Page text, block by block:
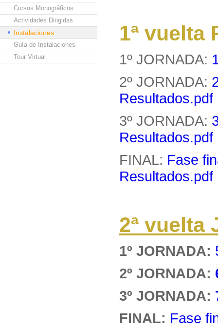
Cursos Monográficos
Actividades Dirigidas
Instalaciones
Guía de Instalaciones
Tour Virtual
1ª vuelta
1º JORNADA:
2º JORNADA:
Resultados.pdf
3º JORNADA:
Resultados.pdf
FINAL: Fase
Resultados.pdf
2ª vuelta
1º JORNADA:
2º JORNADA:
3º JORNADA:
FINAL: Fase